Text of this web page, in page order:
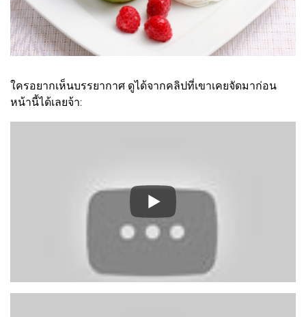
ใครอยากเห็นบรรยากาศ ดูได้จากคลิปที่เขาเคยจัดมาก่อน
หน้านี้ได้เลยจ้า: